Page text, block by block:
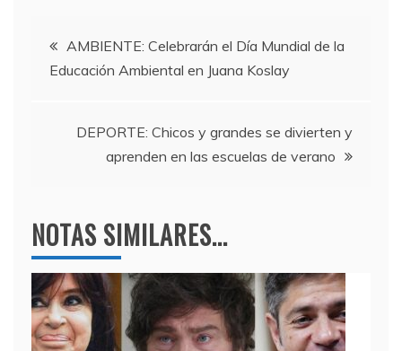
b
o
k
a
m
A
p
Navegación
de
entradas
AMBIENTE: Celebrarán el Día Mundial de la
Educación Ambiental en Juana Koslay
DEPORTE: Chicos y grandes se divierten y
aprenden en las escuelas de verano
NOTAS SIMILARES...